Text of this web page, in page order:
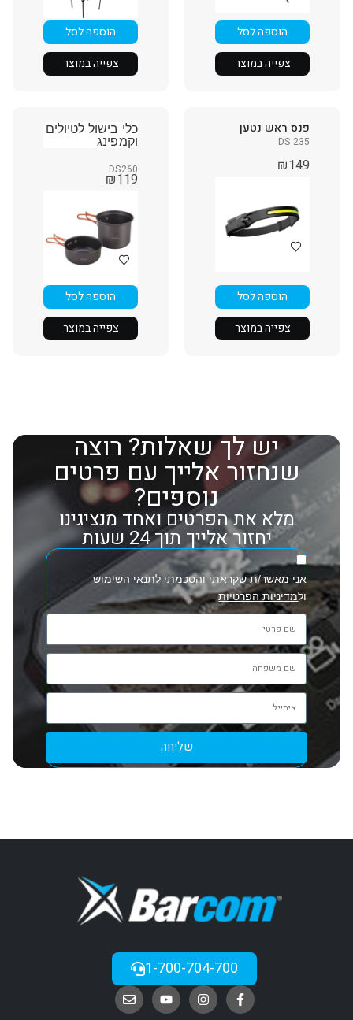
הוספה לסל
צפייה במוצר
הוספה לסל
צפייה במוצר
פנס ראש נטען
DS 235
₪149
הוספה לסל
צפייה במוצר
כלי בישול לטיולים
וקמפינג
DS260
₪119
הוספה לסל
צפייה במוצר
יש לך שאלות? רוצה
שנחזור אלייך עם פרטים
נוספים?
מלא את הפרטים ואחד מנציגינו
יחזור אלייך תוך 24 שעות
אני מאשר/ת שקראתי והסכמתי לתנאי השימוש
ולמדיניות הפרטיות
שליחה
1-700-704-700